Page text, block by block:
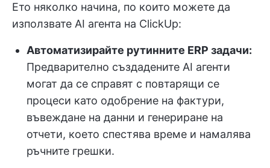
Ето няколко начина, по които можете да
използвате AI агента на ClickUp:
Автоматизирайте рутинните ERP задачи:
Предварително създадените AI агенти
могат да се справят с повтарящи се
процеси като одобрение на фактури,
въвеждане на данни и генериране на
отчети, което спестява време и намалява
ръчните грешки.